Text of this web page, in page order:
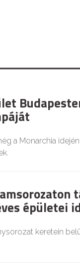
a Monarchia
épületei
keretein